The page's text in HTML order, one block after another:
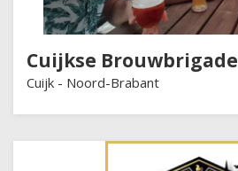
Cuijkse Brouwbrigade
Cuijk - Noord-Brabant